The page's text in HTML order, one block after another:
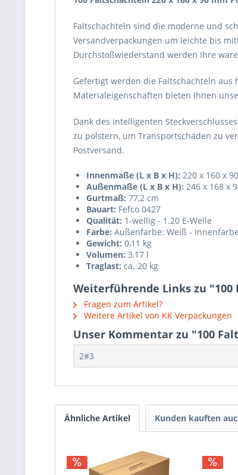
Faltschachteln sind die moderne und
Versandverpackungen um leichte bis
Durchstoßwiederstand werden Ihre
Gefertigt werden die Faltschachteln
Materialeigenschaften bieten Ihnen
Dank des intelligenten
zu polstern, um Transportschäden zu
Postversand.
Innenmaße (L x B x H): 220 x 160 x
Außenmaße (L x B x H): 246 x 168 x
Gurtmaß: 77,2 cm
Bauart: Fefco 0427
Qualität: 1-wellig - 1.20 E-Welle
Farbe: Außenfarbe: Weiß -
Gewicht: 0,11 kg
Volumen: 3,17 l
Traglast: ca. 20 kg
Weiterführende Links zu "100
Fragen zum Artikel?
Weitere Artikel von KK Verpackungen
Unser Kommentar zu "100
2#3
Ähnliche Artikel Kunden kauften